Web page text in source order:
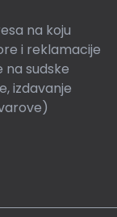
na koju
i reklamacije
na sudske
izdavanje